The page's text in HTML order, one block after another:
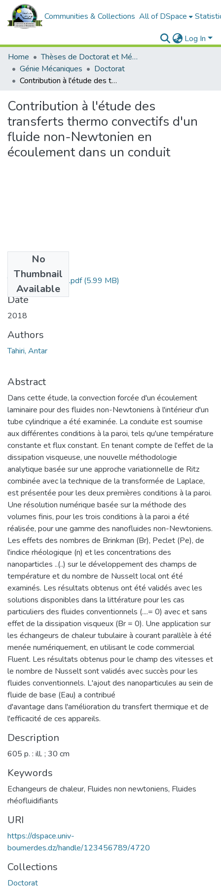
Communities & Collections All of DSpace
Log In
Home
Thèses de Doctorat et Mémoires de Magister
Génie Mécaniques
Doctorat
Contribution à l'étude des transferts thermo convectifs d'un fluide non-Newtonien en écoulement dans un conduit
Contribution à l'étude des
transferts thermo convectifs d'un
fluide non-Newtonien en
écoulement dans un conduit
No
Thumbnail
Available
Thèse Tahiri Antar.pdf(5.99 MB)
Date
2018
Authors
Tahiri, Antar
Abstract
Dans cette étude, la convection forcée d'un écoulement
laminaire pour des fluides non-Newtoniens à l'intérieur d'un
tube cylindrique a été examinée. La conduite est soumise
aux différentes conditions à la paroi, tels qu'une température
constante et flux constant. En tenant compte de l'effet de la
dissipation visqueuse, une nouvelle méthodologie
analytique basée sur une approche variationnelle de Ritz
combinée avec la technique de la transformée de Laplace,
est présentée pour les deux premières conditions à la paroi.
Une résolution numérique basée sur la méthode des
volumes finis, pour les trois conditions à la paroi a été
réalisée, pour une gamme des nanofluides non-Newtoniens.
Les effets des nombres de Brinkman (Br), Peclet (Pe), de
l'indice rhéologique (n) et les concentrations des
nanoparticles ..(..) sur le développement des champs de
température et du nombre de Nusselt local ont été
examinés. Les résultats obtenus ont été validés avec les
solutions disponibles dans la littérature pour les cas
particuliers des fluides conventionnels (....= 0) avec et sans
effet de la dissipation visqueux (Br = 0). Une application sur
les échangeurs de chaleur tubulaire à courant parallèle à été
menée numériquement, en utilisant le code commercial
Fluent. Les résultats obtenus pour le champ des vitesses et
le nombre de Nusselt sont validés avec succès pour les
fluides conventionnels. L'ajout des nanoparticules au sein de
fluide de base (Eau) a contribué
d'avantage dans l'amélioration du transfert thermique et de
l'efficacité de ces appareils.
Description
605 p. : ill. ; 30 cm
Keywords
Echangeurs de chaleur, Fluides non newtoniens, Fluides
rhéofluidifiants
URI
https://dspace.univ-
boumerdes.dz/handle/123456789/4720
Collections
Doctorat